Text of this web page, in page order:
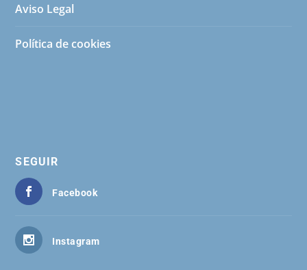
Aviso Legal
Política de cookies
SEGUIR
Facebook
Instagram